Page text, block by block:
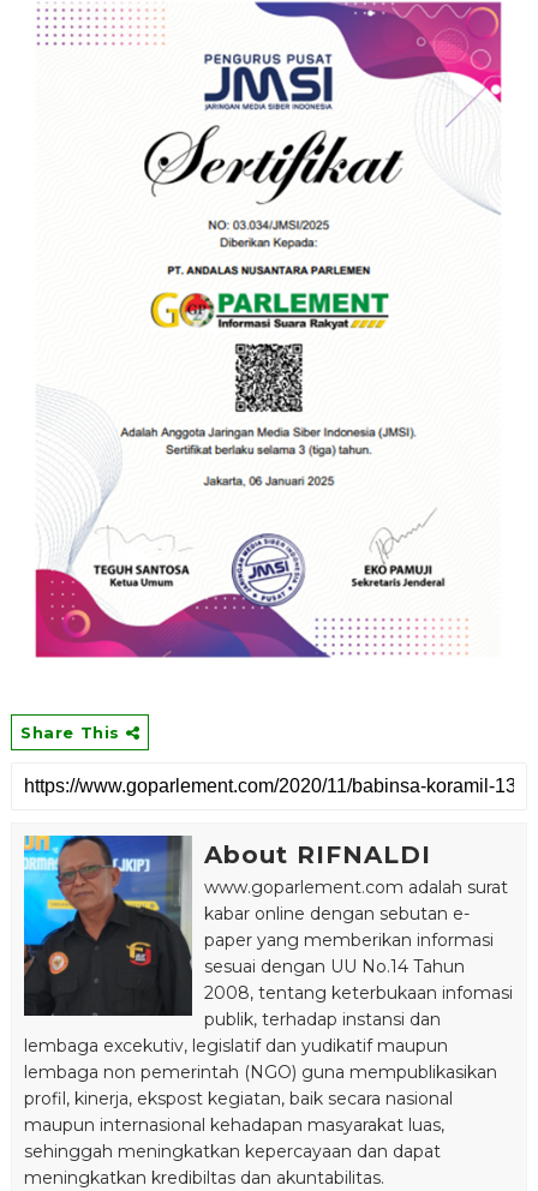
Share This
About RIFNALDI
www.goparlement.com adalah surat
kabar online dengan sebutan e-
paper yang memberikan informasi
sesuai dengan UU No.14 Tahun
2008, tentang keterbukaan infomasi
publik, terhadap instansi dan
lembaga excekutiv, legislatif dan yudikatif maupun
lembaga non pemerintah (NGO) guna mempublikasikan
profil, kinerja, ekspost kegiatan, baik secara nasional
maupun internasional kehadapan masyarakat luas,
sehinggah meningkatkan kepercayaan dan dapat
meningkatkan kredibiltas dan akuntabilitas.